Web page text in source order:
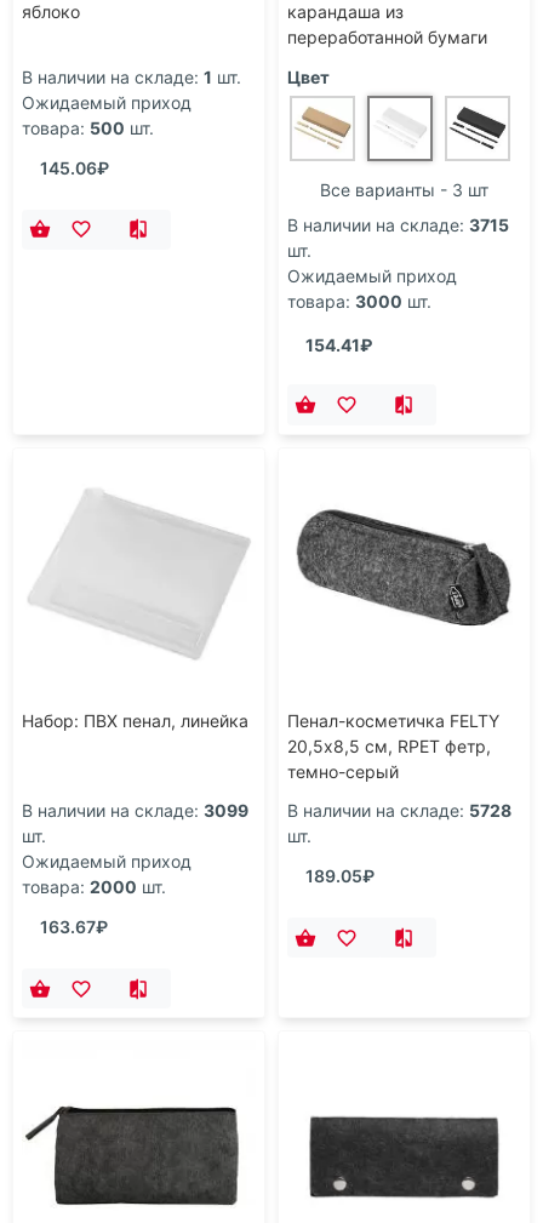
яблоко
В наличии на складе: 1 шт.
Ожидаемый приход
товара: 500 шт.
145.06₽
карандаша из
переработанной бумаги
Цвет
Все варианты - 3 шт
В наличии на складе: 3715
шт.
Ожидаемый приход
товара: 3000 шт.
154.41₽
Набор: ПВХ пенал, линейка
В наличии на складе: 3099
шт.
Ожидаемый приход
товара: 2000 шт.
163.67₽
Пенал-косметичка FELTY
20,5х8,5 см, RPET фетр,
темно-серый
В наличии на складе: 5728
шт.
189.05₽